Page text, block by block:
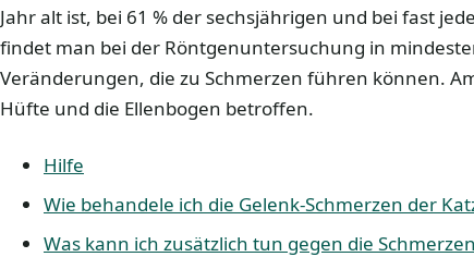
Jahr alt ist, bei 61 % der sechsjährigen und bei fast
findet man bei der Röntgenuntersuchung in
Veränderungen, die zu Schmerzen führen können.
Hüfte und die Ellenbogen betroffen.
Hilfe
Wie behandele ich die Gelenk-Schmerzen der
Was kann ich zusätzlich tun gegen die